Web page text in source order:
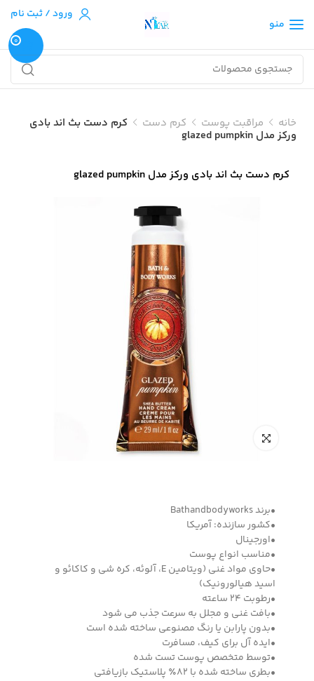
منو
ورود / ثبت نام
0
خانه مراقبت پوست کرم دست کرم دست بث اند بادی
ورکز مدل glazed pumpkin
کرم دست بث اند بادی ورکز مدل glazed pumpkin
•برند Bathandbodyworks
•کشور سازنده: آمریکا
•اورجینال
•مناسب انواع پوست
•حاوی مواد غنی (ویتامین E، آلوئه، کره شی و کاکائو و
اسید هیالورونیک)
•رطوبت 24 ساعته
•بافت غنی و مجلل به سرعت جذب می شود
•بدون پارابن یا رنگ مصنوعی ساخته شده است
•ایده آل برای کیف، مسافرت
•توسط متخصص پوست تست شده
•بطری ساخته شده با 82٪ پلاستیک بازیافتی